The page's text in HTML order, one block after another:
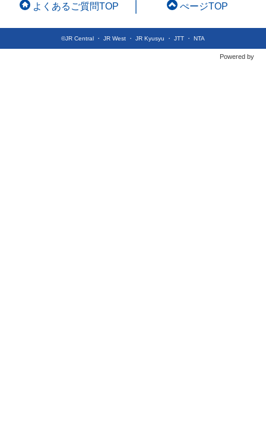
©JR Central ・ JR West ・ JR Kyusyu ・ JTT ・ NTA
Powered by
よくあるご質問TOP ぺージTOP